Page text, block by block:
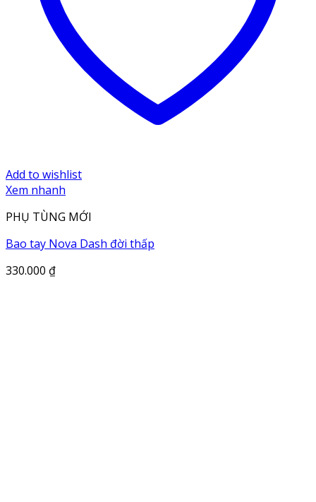
Add to wishlist
Xem nhanh
PHỤ TÙNG MỚI
Bao tay Nova Dash đời thấp
330.000 ₫